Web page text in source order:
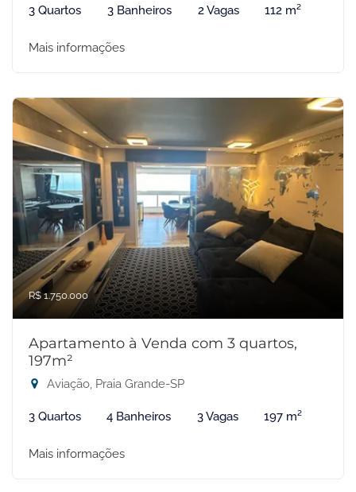
3 Quartos 3 Banheiros 2 Vagas 112 m²
Mais informações
R$ 1.750.000
Apartamento à Venda com 3 quartos,
197m²
Aviação, Praia Grande-SP
3 Quartos 4 Banheiros 3 Vagas 197 m²
Mais informações